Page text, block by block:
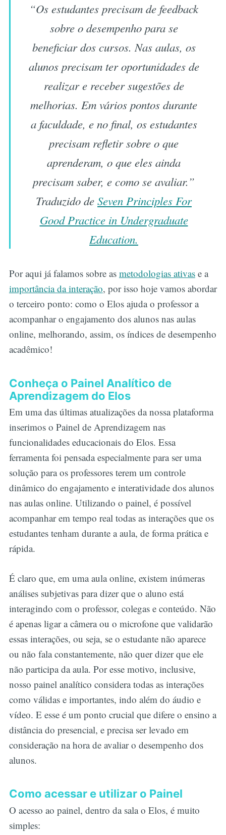
“Os estudantes precisam de feedback
sobre o desempenho para se
beneficiar dos cursos. Nas aulas, os
alunos precisam ter oportunidades de
realizar e receber sugestões de
melhorias. Em vários pontos durante
a faculdade, e no final, os estudantes
precisam refletir sobre o que
aprenderam, o que eles ainda
precisam saber, e como se avaliar.”
Traduzido de Seven Principles For
Good Practice in Undergraduate
Education.
Por aqui já falamos sobre as metodologias ativase a
importância da interação, por isso hoje vamos abordar
o terceiro ponto: como o Elos ajuda o professor a
acompanhar o engajamento dos alunos nas aulas
online, melhorando, assim, os índices de desempenho
acadêmico!
Conheça o Painel Analítico de
Aprendizagem do Elos
Em uma das últimas atualizações da nossa plataforma
inserimos o Painel de Aprendizagem nas
funcionalidades educacionais do Elos. Essa
ferramenta foi pensada especialmente para ser uma
solução para os professores terem um controle
dinâmico do engajamento e interatividade dos alunos
nas aulas online. Utilizando o painel, é possível
acompanhar em tempo real todas as interações que os
estudantes tenham durante a aula, de forma prática e
rápida.
É claro que, em uma aula online, existem inúmeras
análises subjetivas para dizer que o aluno está
interagindo com o professor, colegas e conteúdo. Não
é apenas ligar a câmera ou o microfone que validarão
essas interações, ou seja, se o estudante não aparece
ou não fala constantemente, não quer dizer que ele
não participa da aula. Por esse motivo, inclusive,
nosso painel analítico considera todas as interações
como válidas e importantes, indo além do áudio e
vídeo. E esse é um ponto crucial que difere o ensino a
distância do presencial, e precisa ser levado em
consideração na hora de avaliar o desempenho dos
alunos.
Como acessar e utilizar o Painel
O acesso ao painel, dentro da sala o Elos, é muito
simples: